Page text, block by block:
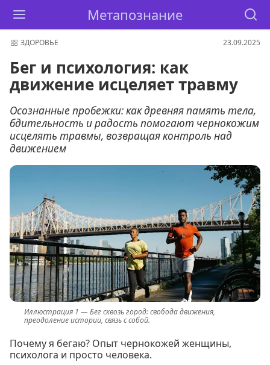
Метапознание
ЗДОРОВЬЕ 23.09.2025
Бег и психология: как
движение исцеляет травму
Осознанные пробежки: как древняя память тела,
бдительность и радость помогают чернокожим
исцелять травмы, возвращая контроль над
движением
Бег сквозь город: свобода движения,
преодоление истории, связь с собой.
Почему я бегаю? Опыт чернокожей женщины,
психолога и просто человека.